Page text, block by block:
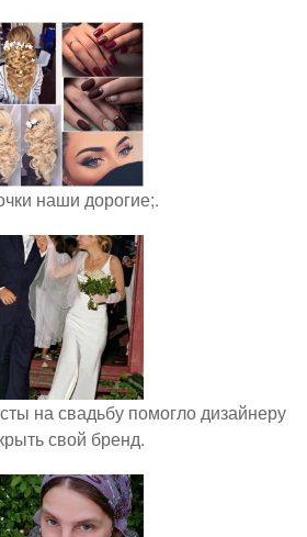
наши дорогие;.
на свадьбу помогло дизайнеру
свой бренд.